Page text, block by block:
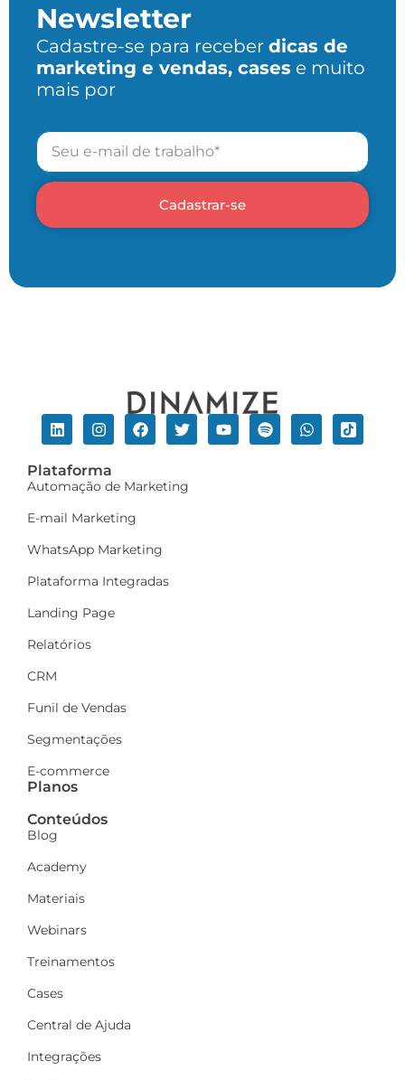
Newsletter
Cadastre-se para receber dicas de
marketing e vendas, cases e muito
mais por
Cadastrar-se
Plataforma
Automação de Marketing
E-mail Marketing
WhatsApp Marketing
Plataforma Integradas
Landing Page
Relatórios
CRM
Funil de Vendas
Segmentações
E-commerce
Planos
Conteúdos
Blog
Academy
Materiais
Webinars
Treinamentos
Cases
Central de Ajuda
Integrações